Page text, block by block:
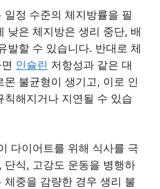
일정 수준의 체지방률을 필
낮은 체지방은 생리 중단, 배
발할 수 있습니다. 반대로 체
인슐린 저항성과 같은 대
몬 불균형이 생기고, 이로 인
칙해지거나 지연될 수 있습
다이어트를 위해 식사를 극
단식, 고강도 운동을 병행하
체중을 감량한 경우 생리 불